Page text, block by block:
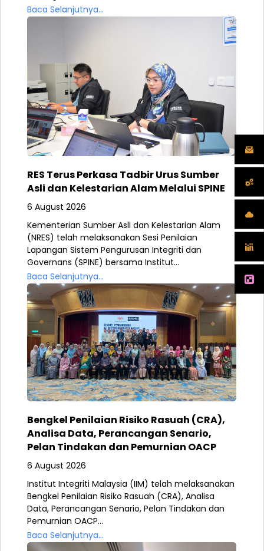
Baca Selanjutnya...
RES Terus Perkasa Tadbir Urus Sumber
Asli dan Kelestarian Alam Melalui SPINE
6 August 2026
Kementerian Sumber Asli dan Kelestarian Alam
(NRES) telah melaksanakan Sesi Penilaian
Lapangan Sistem Pengurusan Integriti dan
Governans (SPINE) bersama Institut...
Baca Selanjutnya...
Bengkel Penilaian Risiko Rasuah (CRA),
Analisa Data, Perancangan Senario,
Pelan Tindakan dan Pemurnian OACP
6 August 2026
Institut Integriti Malaysia (IIM) telah melaksanakan
Bengkel Penilaian Risiko Rasuah (CRA), Analisa
Data, Perancangan Senario, Pelan Tindakan dan
Pemurnian OACP...
Baca Selanjutnya...